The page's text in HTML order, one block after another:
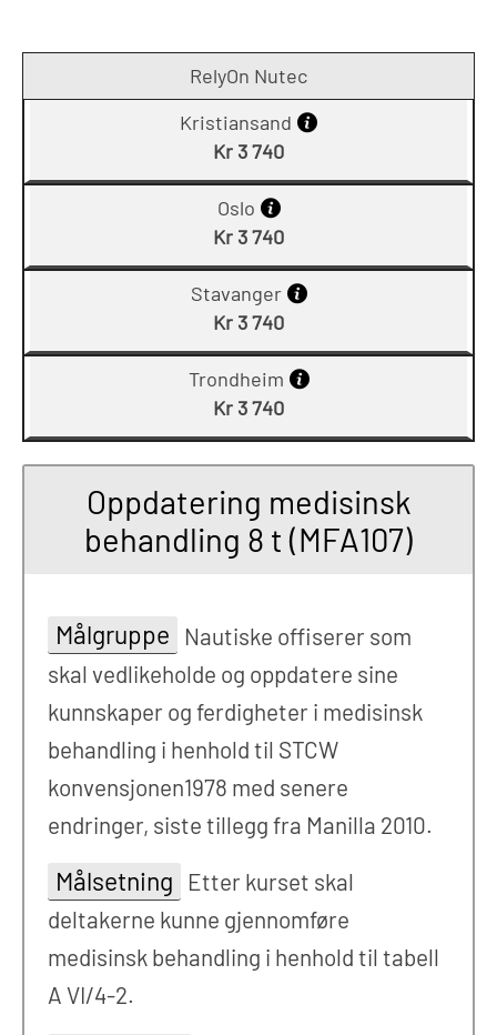
RelyOn Nutec
Kristiansand
Kr 3 740
Oslo
Kr 3 740
Stavanger
Kr 3 740
Trondheim
Kr 3 740
Oppdatering medisinsk
behandling 8 t (MFA107)
Målgruppe
Nautiske offiserer som
skal vedlikeholde og oppdatere sine
kunnskaper og ferdigheter i medisinsk
behandling i henhold til STCW
konvensjonen1978 med senere
endringer, siste tillegg fra Manilla 2010.
Målsetning
Etter kurset skal
deltakerne kunne gjennomføre
medisinsk behandling i henhold til tabell
A VI/4-2.